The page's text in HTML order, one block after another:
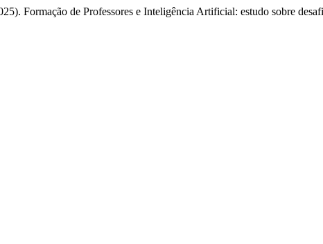
Formação de Professores e Inteligência Artificial: estudo sobre